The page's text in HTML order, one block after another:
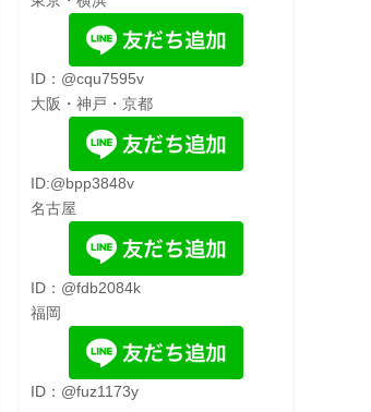
ID：@cqu7595v
大阪・神戸・京都
ID:@bpp3848v
名古屋
ID：@fdb2084k
福岡
ID：@fuz1173y